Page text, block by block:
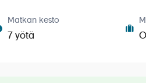
Matkan kesto
7 yötä